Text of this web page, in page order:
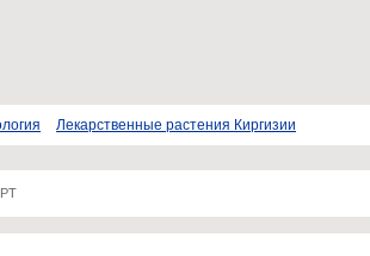
Лекарственные растения Киргизии